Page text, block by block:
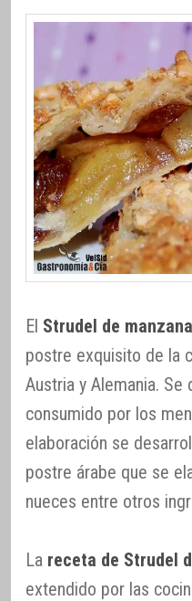
El Strudel de manzana
postre exquisito de la
Austria y Alemania.
consumido por los
elaboración se
postre árabe que se
nueces entre otros
La receta de Strudel
extendido por las